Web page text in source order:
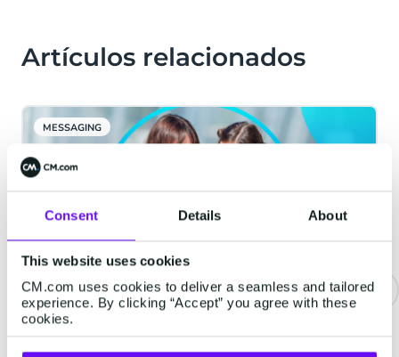
Consent Details About
This website uses cookies
CM.com uses cookies to deliver a seamless and tailored
experience. By clicking “Accept” you agree with these
cookies.
Artículos relacionados
MESSAGING
Nombres de usuario de
WhatsApp para empresas: lo que